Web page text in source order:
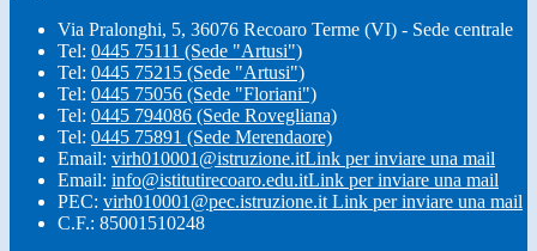
Via Pralonghi, 5, 36076 Recoaro Terme (VI) - Sede centrale
Tel: 0445 75111 (Sede "Artusi")
Tel: 0445 75215 (Sede "Artusi")
Tel: 0445 75056 (Sede "Floriani")
Tel: 0445 794086 (Sede Rovegliana)
Tel: 0445 75891 (Sede Merendaore)
Email: virh010001@istruzione.itLink per inviare una mail
Email: info@istitutirecoaro.edu.itLink per inviare una mail
PEC: virh010001@pec.istruzione.it Link per inviare una mail
C.F.: 85001510248